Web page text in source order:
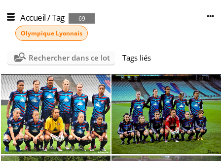
Accueil/Tag
69
Olympique Lyonnais
Rechercher dans ce lot Tags liés